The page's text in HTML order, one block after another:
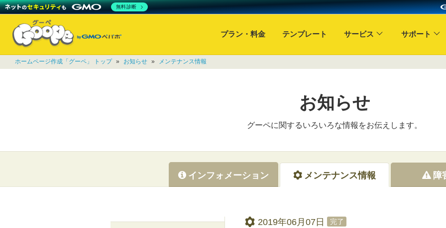
プラン・料金 テンプレート サービス サポート
ホームページ作成「グーペ」 トップ » お知らせ » メンテナンス情報
お知らせ
グーペに関するいろいろな情報をお伝えします。
インフォメーション メンテナンス情報 障
2019年06月07日 完了
無料診断